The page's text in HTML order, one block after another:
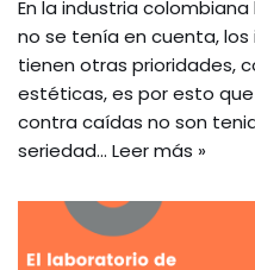
En la industria
no se tenía en cuenta,
tienen otras prioridades,
estéticas, es por esto
contra caídas no son
seriedad… Leer más »